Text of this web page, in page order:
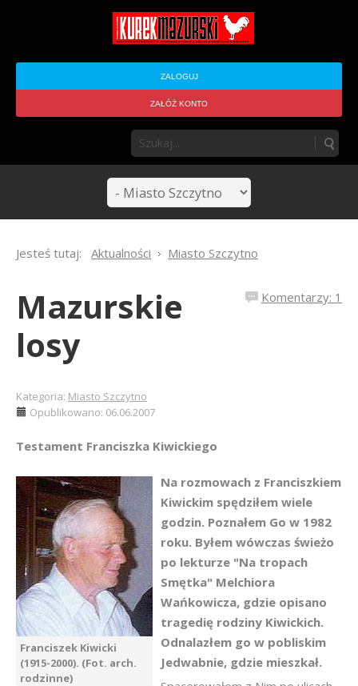
ZALOGUJ
ZAŁÓŻ KONTO
Jesteś tutaj: Aktualności Miasto Szczytno
Komentarzy: 1
Mazurskie
losy
Kategoria: Miasto Szczytno
Opublikowano: 06.06.2007
Testament Franciszka Kiwickiego
Franciszek Kiwicki
(1915-2000). (Fot. arch.
rodzinne)
Na rozmowach z Franciszkiem
Kiwickim spędziłem wiele
godzin. Poznałem Go w 1982
roku. Byłem wówczas świeżo
po lekturze "Na tropach
Smętka" Melchiora
Wańkowicza, gdzie opisano
tragedię rodziny Kiwickich.
Odnalazłem go w pobliskim
Jedwabnie, gdzie mieszkał.